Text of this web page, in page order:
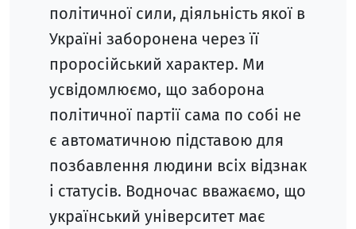
політичної сили, діяльність якої в
Україні заборонена через її
проросійський характер. Ми
усвідомлюємо, що заборона
політичної партії сама по собі не
є автоматичною підставою для
позбавлення людини всіх відзнак
і статусів. Водночас вважаємо, що
український університет має